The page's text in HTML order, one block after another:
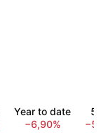
Year to date
−6,90%
5